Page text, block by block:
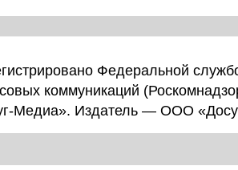
Федеральной
коммуникаций
Медиа». Издатель — ООО